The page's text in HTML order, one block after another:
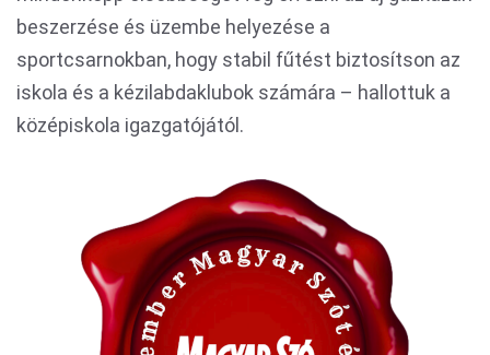
beszerzése és üzembe helyezése a
sportcsarnokban, hogy stabil fűtést biztosítson az
iskola és a kézilabdaklubok számára – hallottuk a
középiskola igazgatójától.